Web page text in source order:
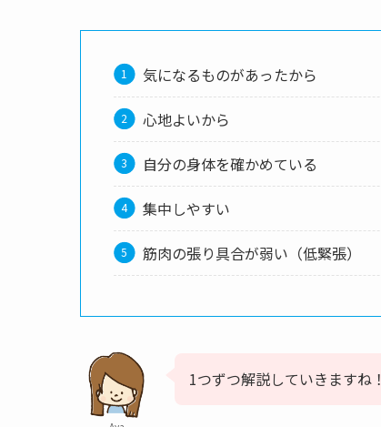
気になるものがあったから
心地よいから
自分の身体を確かめている
集中しやすい
筋肉の張り具合が弱い（低緊張）
1つずつ解説していきますね！